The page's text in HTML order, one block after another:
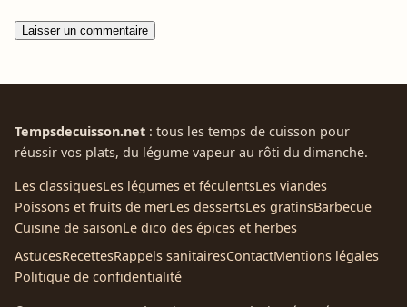
Tempsdecuisson.net : tous les temps de cuisson pour
réussir vos plats, du légume vapeur au rôti du dimanche.
Les classiquesLes légumes et féculentsLes viandes
Poissons et fruits de merLes dessertsLes gratinsBarbecue
Cuisine de saisonLe dico des épices et herbes
AstucesRecettesRappels sanitairesContactMentions légales
Politique de confidentialité